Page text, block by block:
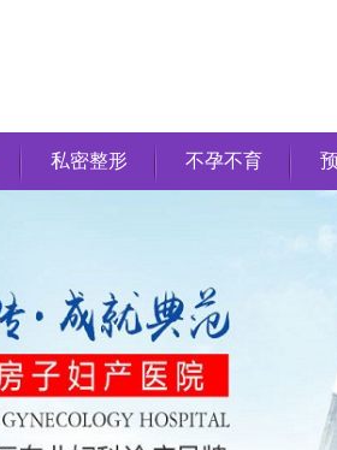
私密整形 不孕不育